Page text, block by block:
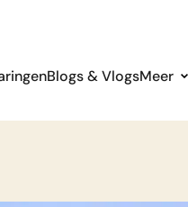
Blogs & VlogsMeer